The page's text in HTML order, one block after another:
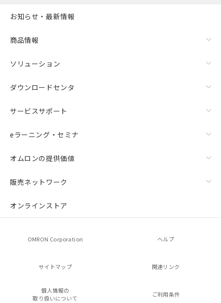
お知らせ・最新情報
商品情報
ソリューション
ダウンロードセンタ
サービスサポート
eラーニング・セミナ
オムロンの提供価値
販売ネットワーク
オンラインストア
OMRON Corporation ヘルプ
サイトマップ 関連リンク
個人情報の
取り扱いについて
ご利用条件